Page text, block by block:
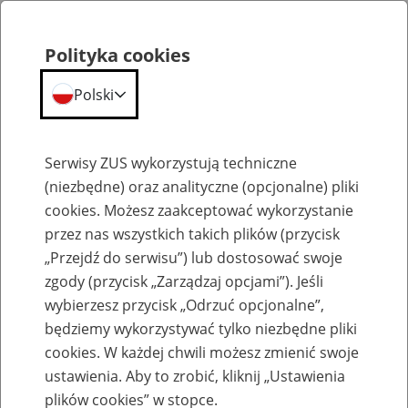
Szkolenia
Zaproś ZUS do siebie: Aktywni 50+
Polityka cookies
Polski
Serwisy ZUS wykorzystują techniczne
(niezbędne) oraz analityczne (opcjonalne) pliki
cookies. Możesz zaakceptować wykorzystanie
przez nas wszystkich takich plików (przycisk
„Przejdź do serwisu”) lub dostosować swoje
zgody (przycisk „Zarządzaj opcjami”). Jeśli
wybierzesz przycisk „Odrzuć opcjonalne”,
będziemy wykorzystywać tylko niezbędne pliki
cookies. W każdej chwili możesz zmienić swoje
ustawienia. Aby to zrobić, kliknij „Ustawienia
plików cookies” w stopce.